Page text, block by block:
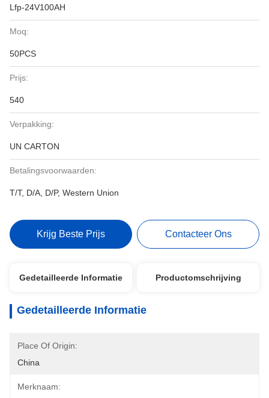
Lfp-24V100AH
Moq:
50PCS
Prijs:
540
Verpakking:
UN CARTON
Betalingsvoorwaarden:
T/T, D/A, D/P, Western Union
Krijg Beste Prijs Contacteer Ons
Gedetailleerde Informatie Productomschrijving
Gedetailleerde Informatie
Place Of Origin:
China
Merknaam: